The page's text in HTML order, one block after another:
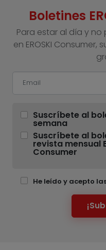
Boletines
Para estar al día y
en EROSKI
Suscríbete al
semana
Suscríbete al
revista mensual
Consumer
He leído y acepto